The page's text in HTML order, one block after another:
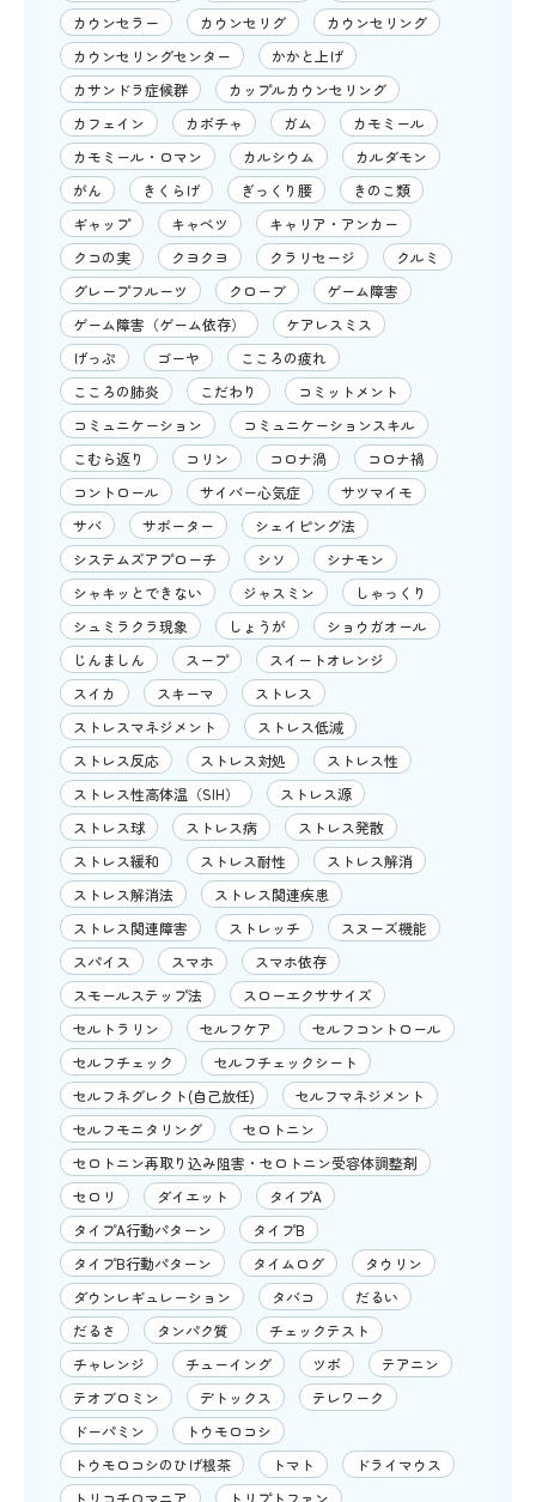
カウンセラー
カウンセリグ
カウンセリング
カウンセリングセンター
かかと上げ
カサンドラ症候群
カップルカウンセリング
カフェイン
カボチャ ガム
カモミール
カモミール・ロマン
カルシウム
カルダモン
がん
きくらげ ぎっくり腰
きのこ類
ギャップ
キャベツ
キャリア・アンカー
クコの実
クヨクヨ クラリセージ
クルミ
グレープフルーツ
クローブ
ゲーム障害
ゲーム障害（ゲーム依存）
ケアレスミス
げっぷ
ゴーヤ
こころの疲れ
こころの肺炎
こだわり
コミットメント
コミュニケーション
コミュニケーションスキル
こむら返り
コリン コロナ渦
コロナ禍
コントロール
サイバー心気症
サツマイモ
サバ
サポーター
シェイピング法
システムズアプローチ
シソ
シナモン
シャキッとできない
ジャスミン
しゃっくり
シュミラクラ現象
しょうが
ショウガオール
じんましん
スープ
スイートオレンジ
スイカ
スキーマ
ストレス
ストレスマネジメント
ストレス低減
ストレス反応
ストレス対処
ストレス性
ストレス性高体温（SIH）
ストレス源
ストレス球
ストレス病
ストレス発散
ストレス緩和
ストレス耐性
ストレス解消
ストレス解消法
ストレス関連疾患
ストレス関連障害
ストレッチ
スヌーズ機能
スパイス
スマホ
スマホ依存
スモールステップ法
スローエクササイズ
セルトラリン
セルフケア
セルフコントロール
セルフチェック
セルフチェックシート
セルフネグレクト(自己放任)
セルフマネジメント
セルフモニタリング
セロトニン
セロトニン再取り込み阻害・セロトニン受容体調整剤
セロリ
ダイエット
タイプA
タイプA行動パターン
タイプB
タイプB行動パターン
タイムログ
タウリン
ダウンレギュレーション
タバコ
だるい
だるさ
タンパク質
チェックテスト
チャレンジ
チューイング ツボ
テアニン
テオブロミン
デトックス
テレワーク
ドーパミン
トウモロコシ
トウモロコシのひげ根茶
トマト
ドライマウス
トリコチロマニア
トリプトファン